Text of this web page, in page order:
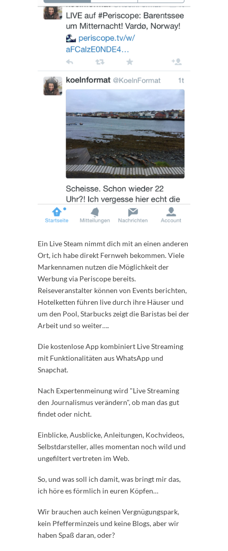
Ein Live Steam nimmt dich mit an einen anderen
Ort, ich habe direkt Fernweh bekommen. Viele
Markennamen nutzen die Möglichkeit der
Werbung via Periscope bereits.
Reiseveranstalter können von Events berichten,
Hotelketten führen live durch ihre Häuser und
um den Pool, Starbucks zeigt die Baristas bei der
Arbeit und so weiter….
Die kostenlose App kombiniert Live Streaming
mit Funktionalitäten aus WhatsApp und
Snapchat.
Nach Expertenmeinung wird "Live Streaming
den Journalismus verändern", ob man das gut
findet oder nicht.
Einblicke, Ausblicke, Anleitungen, Kochvideos,
Selbstdarsteller, alles momentan noch wild und
ungefiltert vertreten im Web.
So, und was soll ich damit, was bringt mir das,
ich höre es förmlich in euren Köpfen…
Wir brauchen auch keinen Vergnügungspark,
kein Pfefferminzeis und keine Blogs, aber wir
haben Spaß daran, oder?